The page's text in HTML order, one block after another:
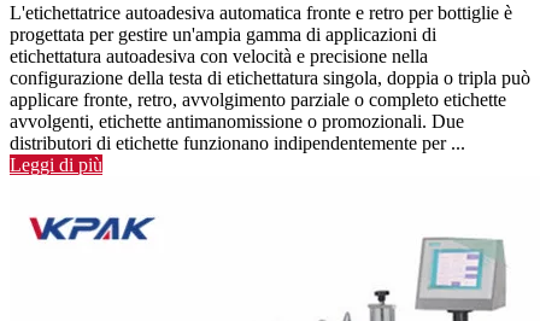
L'etichettatrice autoadesiva automatica fronte e retro per bottiglie è
progettata per gestire un'ampia gamma di applicazioni di
etichettatura autoadesiva con velocità e precisione nella
configurazione della testa di etichettatura singola, doppia o tripla può
applicare fronte, retro, avvolgimento parziale o completo etichette
avvolgenti, etichette antimanomissione o promozionali. Due
distributori di etichette funzionano indipendentemente per ...
Leggi di più